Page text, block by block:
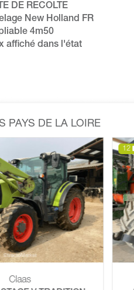
DE RECOLTE
New Holland FR
4m50
affiché dans l'état
PAYS DE LA LOIRE